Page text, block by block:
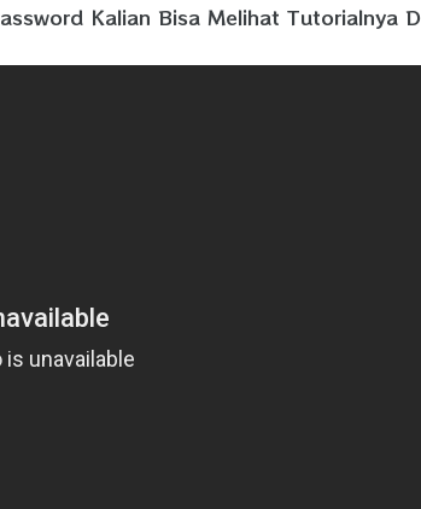
Kalian Bisa Melihat Tutorialnya